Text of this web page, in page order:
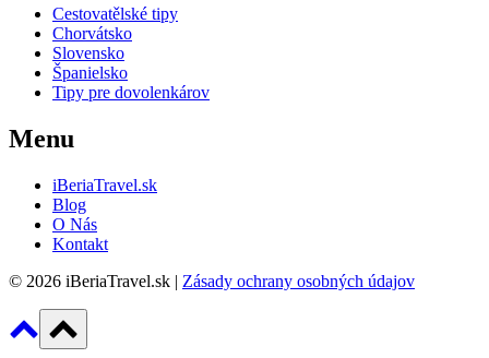
Cestovatělské tipy
Chorvátsko
Slovensko
Španielsko
Tipy pre dovolenkárov
Menu
iBeriaTravel.sk
Blog
O Nás
Kontakt
© 2026 iBeriaTravel.sk | Zásady ochrany osobných údajov